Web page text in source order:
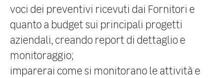
voci dei preventivi ricevuti dai Fornitori e
quanto a budget sui principali progetti
aziendali, creando report di dettaglio e
monitoraggio;
imparerai come si monitorano le attività e